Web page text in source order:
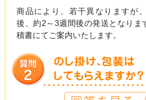
商品により、若干異なりますが
後、約2～3週間後の発送となりま
積書にてご案内いたします。